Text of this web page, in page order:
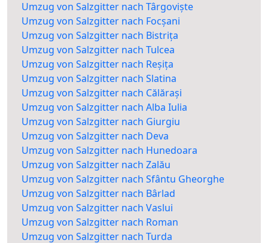
Umzug von Salzgitter nach Târgoviște
Umzug von Salzgitter nach Focșani
Umzug von Salzgitter nach Bistrița
Umzug von Salzgitter nach Tulcea
Umzug von Salzgitter nach Reșița
Umzug von Salzgitter nach Slatina
Umzug von Salzgitter nach Călărași
Umzug von Salzgitter nach Alba Iulia
Umzug von Salzgitter nach Giurgiu
Umzug von Salzgitter nach Deva
Umzug von Salzgitter nach Hunedoara
Umzug von Salzgitter nach Zalău
Umzug von Salzgitter nach Sfântu Gheorghe
Umzug von Salzgitter nach Bârlad
Umzug von Salzgitter nach Vaslui
Umzug von Salzgitter nach Roman
Umzug von Salzgitter nach Turda